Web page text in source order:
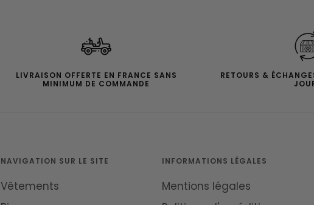
LIVRAISON OFFERTE EN FRANCE SANS
MINIMUM DE COMMANDE
RETOURS &
NAVIGATION SUR LE SITE
Vêtements
INFORMATIONS LÉGALES
Mentions légales